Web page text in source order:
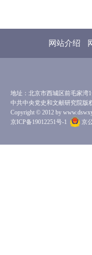
网站介绍
地址：北京市西城区前毛家湾
中共中央党史和文献研究院版
Copyright © 2012 by
京ICP备19012251号-1
京